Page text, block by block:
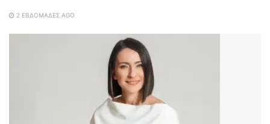
2 ΕΒΔΟΜΆΔΕΣ AGO